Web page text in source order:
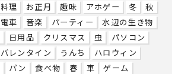
料理 お正月 趣味 アホゲー 冬
秋
電車 音楽 パーティー
水辺の生き物
日用品 クリスマス 虫
パソコン
バレンタイン うんち
ハロウィン
パン 食べ物 春 車
ゲーム